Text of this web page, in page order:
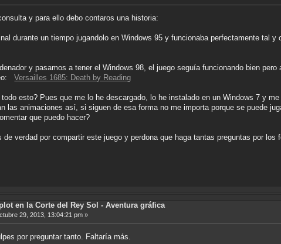
y para ello debo contaros una historia:
durante un tiempo jugandolo en Windows 95 y funcionaba perfectamente tal
y pasamos a tener el Windows 98, el juego seguía funcionando bien
Versailles 1685: Death by Reading
esto? Pues que me lo he descargado, lo he instalado en un Windows 7 y
las animaciones así, si siguen de esa forma no me importa porque se puede
que puedo hacer?
de verdad por compartir este juego y perdona que haga tantas preguntas por los
en la Corte del Rey Sol - Aventura gráfica
29, 2013, 13:04:21 pm »
por preguntar tanto. Faltaría más.